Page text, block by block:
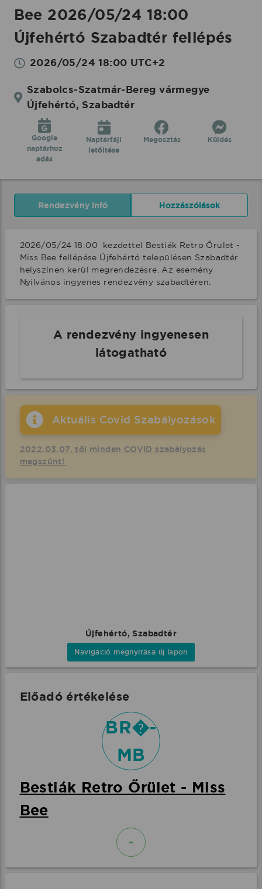
Bee 2026/05/24 18:00
Újfehértó Szabadtér fellépés
2026/05/24 18:00 UTC+2
Szabolcs-Szatmár-Bereg vármegye
Újfehértó, Szabadtér
Google
naptárhoz
adás
Naptárfájl
letöltése
Megosztás Küldés
Rendezvény infó Hozzászólások
2026/05/24 18:00  kezdettel Bestiák Retro Őrület -
Miss Bee fellépése Újfehértó településen Szabadtér
helyszínen kerül megrendezésre. Az esemény
Nyilvános ingyenes rendezvény szabadtéren.
A rendezvény ingyenesen
látogatható
Aktuális Covid Szabályozások
2022.03.07. től minden COVID szabályozás
megszűnt!
Újfehértó, Szabadtér
Navigáció megnyitása új lapon
Előadó értékelése
BR�-
MB
Bestiák Retro Őrület - Miss
Bee
-